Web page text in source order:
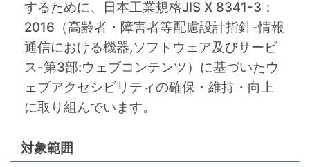
するために、日本工業規格JIS X 8341-3：
2016（高齢者・障害者等配慮設計指針-情報
通信における機器,ソフトウェア及びサービ
ス-第3部:ウェブコンテンツ）に基づいたウ
ェブアクセシビリティの確保・維持・向上
に取り組んでいます。
対象範囲